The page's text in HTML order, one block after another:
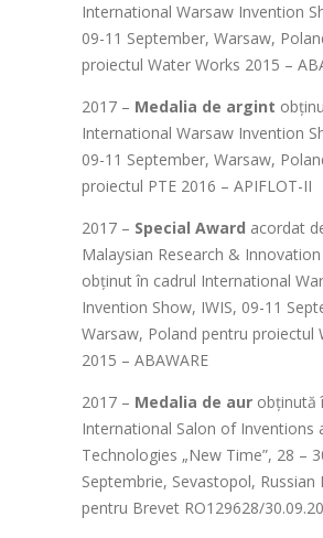
International Warsaw Invention
09-11 September, Warsaw,
proiectul Water Works 2015 –
2017 – Medalia de argint
International Warsaw Invention
09-11 September, Warsaw,
proiectul PTE 2016 – APIFLOT-II
2017 – Special Award acordat
Malaysian Research &
obținut în cadrul International
Invention Show, IWIS, 09-11
Warsaw, Poland pentru proiectul
2015 – ABAWARE
2017 – Medalia de aur obținută
International Salon of Inventions
Technologies „New Time”, 28 –
Septembrie, Sevastopol, Russian
pentru Brevet RO129628/